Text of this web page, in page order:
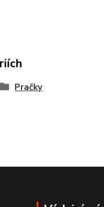
Pračky